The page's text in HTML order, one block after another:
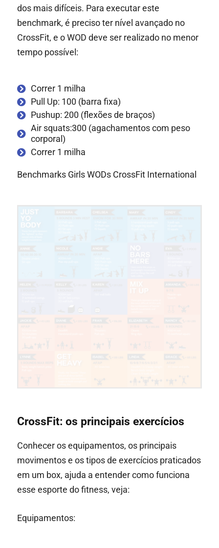
dos mais difíceis. Para executar este
benchmark, é preciso ter nível avançado no
CrossFit, e o WOD deve ser realizado no menor
tempo possível:
Correr 1 milha
Pull Up: 100 (barra fixa)
Pushup: 200 (flexões de braços)
Air squats:300 (agachamentos com peso
corporal)
Correr 1 milha
Benchmarks Girls WODs CrossFit International
CrossFit: os principais exercícios
Conhecer os equipamentos, os principais
movimentos e os tipos de exercícios praticados
em um box, ajuda a entender como funciona
esse esporte do fitness, veja:
Equipamentos: